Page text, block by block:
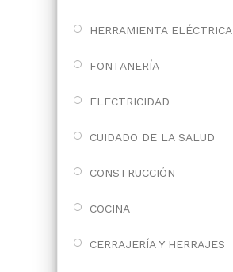
HERRAMIENTA ELÉCTRICA
FONTANERÍA
ELECTRICIDAD
CUIDADO DE LA SALUD
CONSTRUCCIÓN
COCINA
CERRAJERÍA Y HERRAJES